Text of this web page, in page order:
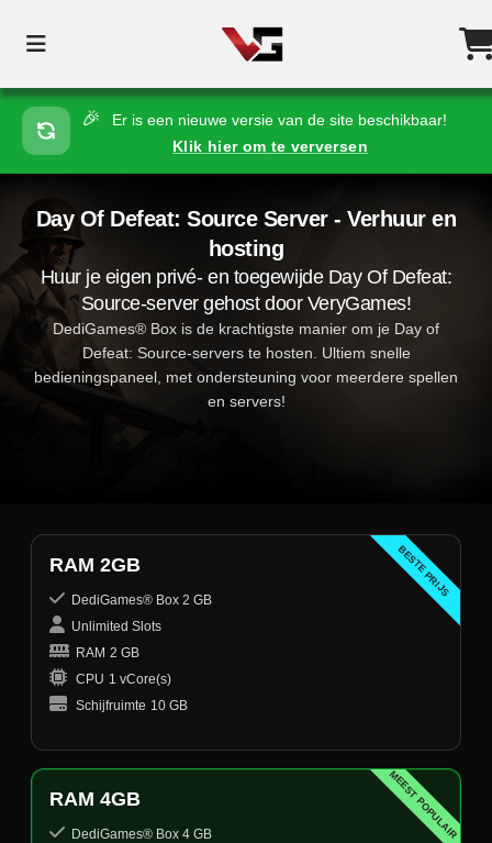
🎉
Er is een nieuwe versie van de site beschikbaar!
Klik hier om te verversen
Day Of Defeat: Source Server - Verhuur en
hosting
Huur je eigen privé- en toegewijde Day Of Defeat:
Source-server gehost door VeryGames!
DediGames® Box is de krachtigste manier om je Day of
Defeat: Source-servers te hosten. Ultiem snelle
bedieningspaneel, met ondersteuning voor meerdere spellen
en servers!
BESTE PRIJS
RAM 2GB
DediGames® Box 2 GB
Unlimited Slots
RAM 2 GB
CPU 1 vCore(s)
Schijfruimte 10 GB
MEEST POPULAIR
RAM 4GB
DediGames® Box 4 GB